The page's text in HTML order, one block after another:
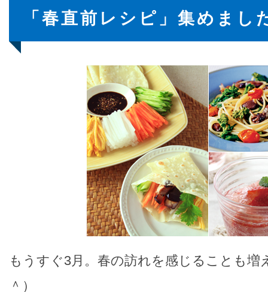
「春直前レシピ」集めまし
もうすぐ3月。春の訪れを感じることも増
＾）